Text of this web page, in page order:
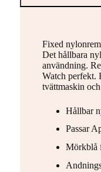
Fixed
Det hållbara
användning.
Watch perfekt.
tvättmaskin
Hållbar
Passar
Mörkblå